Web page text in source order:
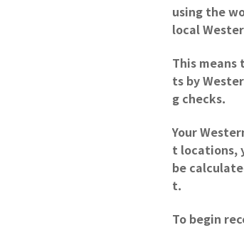
using the
local
This
ts by
g checks.
Your
t locations,
be
t.
To begin